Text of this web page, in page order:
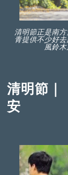
清明節正是南
青提供不少好
風鈴
清明節｜
安